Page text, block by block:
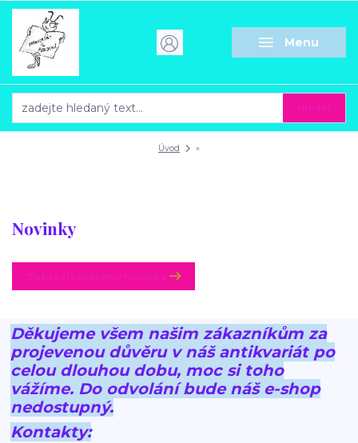
Menu
Úvod »
Novinky
Děkujeme všem našim zákazníkům za
projevenou důvěru v náš antikvariát po
celou dlouhou dobu, moc si toho
vážíme. Do odvolání bude náš e-shop
nedostupný.
Kontakty: